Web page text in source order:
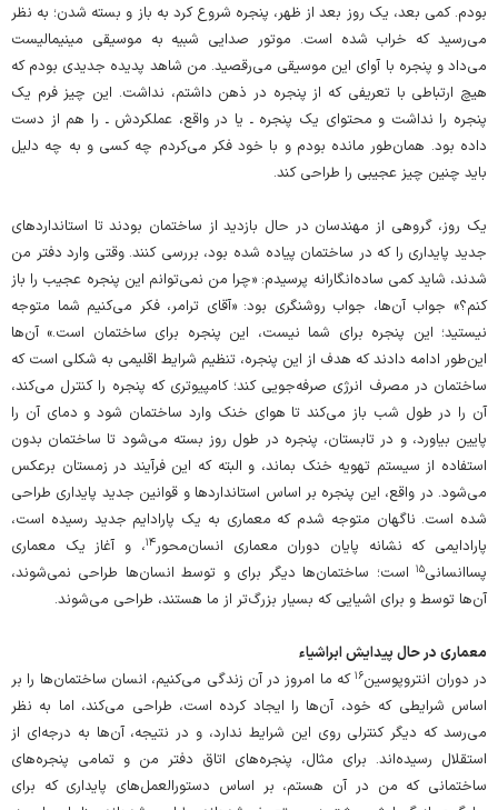
بودم. کمی بعد، یک روز بعد از ظهر، پنجره شروع کرد به باز و بسته شدن؛ به نظر
می‌رسید که خراب شده است. موتور صدایی شبیه به موسیقی مینیمالیست
می‌داد و پنجره با آوای این موسیقی می‌رقصید. من شاهد پدیده‌‌ جدیدی بودم که
هیچ ارتباطی با تعریفی که از پنجره در ذهن داشتم، نداشت. این چیز فرم یک
پنجره را نداشت و محتوای یک پنجره ـ یا در واقع، عملکردش ـ را هم از دست
داده بود. همان‌طور مانده بودم و با خود فکر می‌کردم چه کسی و به چه دلیل
باید چنین چیز عجیبی را طراحی کند.
یک روز، گروهی از مهندسان در حال بازدید از ساختمان بودند تا استانداردهای
جدید پایداری را که در ساختمان پیاده شده بود، بررسی کنند. وقتی وارد دفتر من
شدند، شاید کمی ساده‌انگارانه پرسیدم: «چرا من نمی‌توانم این پنجره‌ عجیب را باز
کنم؟» جواب آن‌ها، جواب روشنگری بود: «آقای ترامر، فکر می‌کنیم شما متوجه
نیستید؛ این پنجره برای شما نیست، این پنجره برای ساختمان است.» آن‌ها
این‌طور ادامه دادند که هدف از این پنجره، تنظیم شرایط اقلیمی به شکلی است که
ساختمان در مصرف انرژی صرفه‌جویی کند؛ کامپیوتری که پنجره را کنترل می‌کند،
آن را در طول شب باز می‌کند تا هوای خنک وارد ساختمان شود و دمای آن را
پایین بیاورد، و در تابستان، پنجره در طول روز بسته می‌شود تا ساختمان بدون
استفاده از سیستم تهویه خنک بماند، و البته که این فرآیند در زمستان برعکس
می‌شود. در واقع، این پنجره بر اساس استانداردها و قوانین جدید پایداری طراحی
شده است. ناگهان متوجه شدم که معماری به یک پارادایم جدید رسیده است،
پارادایمی که نشانه‌ پایان دوران معماری انسان‌محور۱۴، و آغاز یک معماری
پساانسانی۱۵ است؛ ساختمان‌ها دیگر برای و توسط انسان‌ها طراحی نمی‌شوند،
آن‌ها توسط و برای اشیایی که بسیار بزرگ‌تر از ما هستند، طراحی می‌شوند.
معماری در حال پیدایش ابراشیاء
در دوران انتروپوسین۱۶که ما امروز در آن زندگی می‌کنیم، انسان‌ ساختمان‌ها را بر
اساس شرایطی که خود، آن‌ها را ایجاد کرده‌ است، طراحی می‌کند، اما به نظر
می‌رسد که دیگر کنترلی روی این شرایط ندارد، و در نتیجه، آن‌ها به درجه‌ای از
استقلال رسیده‌اند. برای مثال، پنجره‌های اتاق دفتر من و تمامی پنجره‌های
ساختمانی که من در آن هستم، بر اساس دستورالعمل‌های پایداری که برای